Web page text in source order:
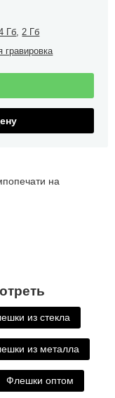
Гб 2 Гб
гравировка
на
из стекла
из металла
Флешки оптом